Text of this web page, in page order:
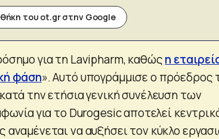
του ot.gr στην Google
για τη Lavipharm, καθώςη
φάση». Αυτό υπογράμμισε ο πρόεδρος
την ετήσια γενική συνέλευση των
για το Durogesic αποτελεί
να αυξήσει τον κύκλο